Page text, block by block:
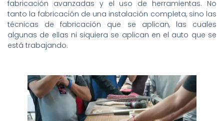
fabricación avanzadas y el uso de herramientas. No
tanto la fabricación de una instalación completa, sino las
técnicas de fabricación que se aplican, las cuales
algunas de ellas ni siquiera se aplican en el auto que se
está trabajando.